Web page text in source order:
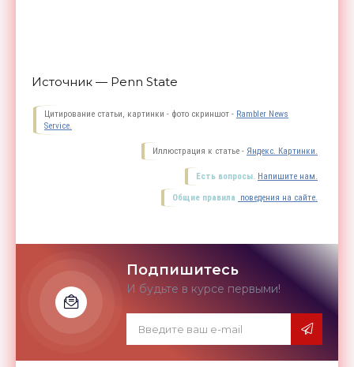
Источник — Penn State
Цитирование статьи, картинки - фото скриншот - Rambler News
Service.
Иллюстрация к статье - Яндекс. Картинки.
Есть вопросы. Напишите нам.
Общие правила поведения на сайте.
Подпишитесь
И будьте в курсе первыми!